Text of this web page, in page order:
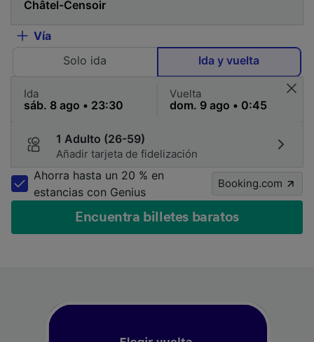
Vía
Solo ida
Ida y vuelta
Ida Vuelta
1 Adulto (26-59)
Añadir tarjeta de fidelización
Ahorra hasta un 20 % en
estancias con Genius
Booking.com
Encuentra billetes baratos